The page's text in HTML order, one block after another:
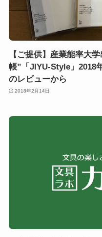
【ご提供】産業能率大
帳”「JIYU-Style」2018
のレビューから
2018年2月14日